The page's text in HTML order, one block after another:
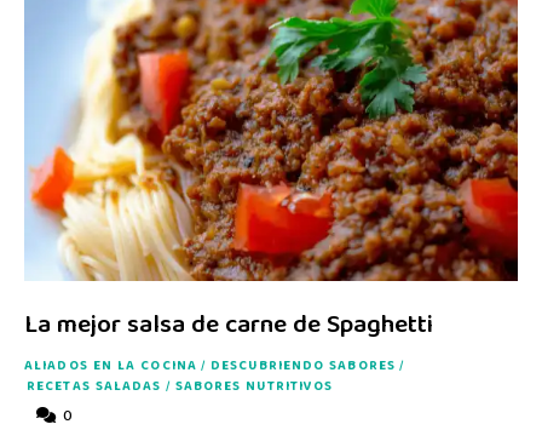
La mejor salsa de carne de Spaghetti
ALIADOS EN LA COCINA / DESCUBRIENDO SABORES /
RECETAS SALADAS / SABORES NUTRITIVOS
0